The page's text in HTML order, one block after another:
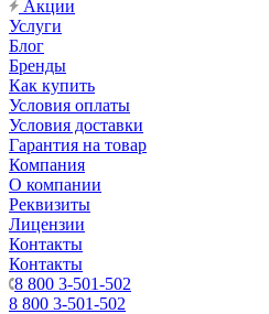
Акции
Услуги
Блог
Бренды
Как купить
Условия оплаты
Условия доставки
Гарантия на товар
Компания
О компании
Реквизиты
Лицензии
Контакты
Контакты
8 800 3-501-502
8 800 3-501-502